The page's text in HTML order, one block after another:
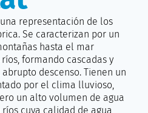
representación de los
Se caracterizan por un
hasta el mar
formando cascadas y
descenso. Tienen un
por el clima lluvioso,
un alto volumen de agua
cuya calidad de agua